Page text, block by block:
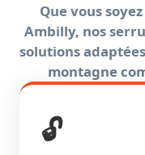
Que vous
Ambilly, nos
solutions
montagne
🔓